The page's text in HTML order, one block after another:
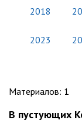
2018
2023
Материалов: 1
В пустующих